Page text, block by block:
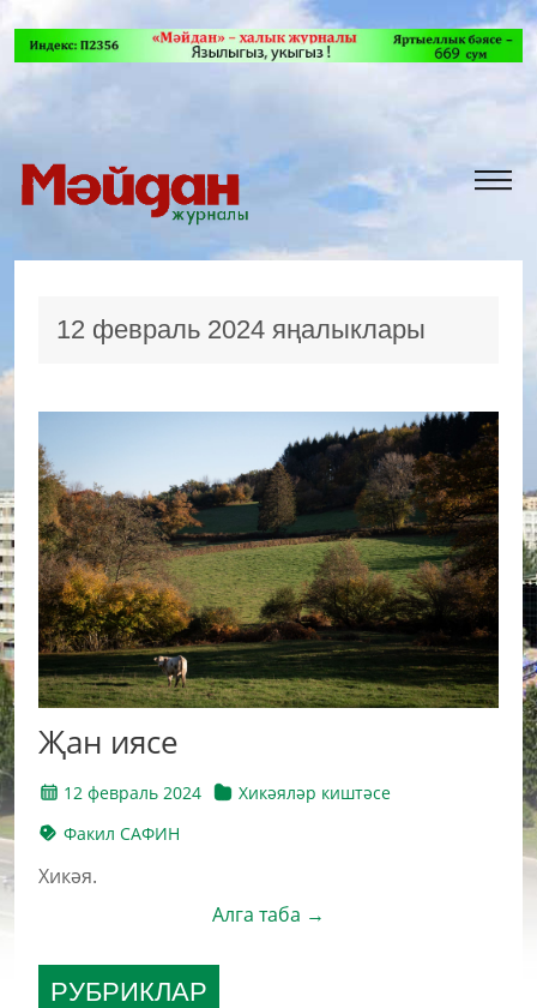
12 февраль 2024 яңалыклары
Җан иясе
12 февраль 2024
Хикәяләр киштәсе
Факил САФИН
Хикәя.
Алга таба →
РУБРИКЛАР